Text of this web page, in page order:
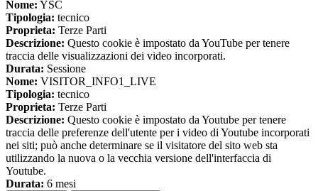
Nome: YSC
Tipologia: tecnico
Proprieta: Terze Parti
Descrizione: Questo cookie è impostato da YouTube per tenere
traccia delle visualizzazioni dei video incorporati.
Durata: Sessione
Nome: VISITOR_INFO1_LIVE
Tipologia: tecnico
Proprieta: Terze Parti
Descrizione: Questo cookie è impostato da Youtube per tenere
traccia delle preferenze dell'utente per i video di Youtube incorporati
nei siti; può anche determinare se il visitatore del sito web sta
utilizzando la nuova o la vecchia versione dell'interfaccia di
Youtube.
Durata: 6 mesi